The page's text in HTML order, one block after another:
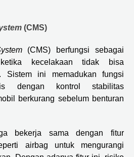
(CMS)
(CMS) berfungsi sebagai
kecelakaan tidak bisa
Sistem ini memadukan fungsi
dengan kontrol stabilitas
berkurang sebelum benturan
bekerja sama dengan fitur
airbag untuk mengurangi